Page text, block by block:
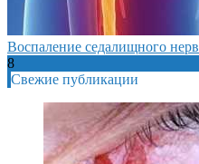
Воспаление седалищного
8
Свежие публикации